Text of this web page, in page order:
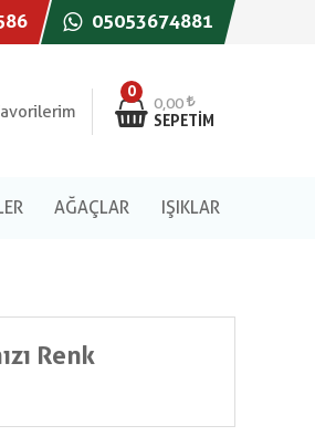
05053674881
0
0,00
SEPETIM
AĞAÇLAR IŞIKLAR
Renk